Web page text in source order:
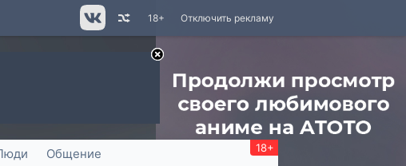
Отключить рекламу
18+
Общение 18+